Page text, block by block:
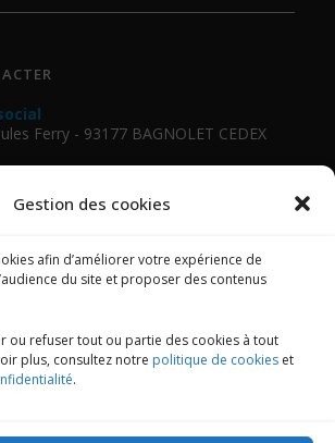
Gestion des cookies
afin d’améliorer votre expérience de
du site et proposer des contenus
ou refuser tout ou partie des cookies à tout
plus, consultez notre politique de cookies et
.
Ferry - 93177 BAGNOLET CEDEX
88 54